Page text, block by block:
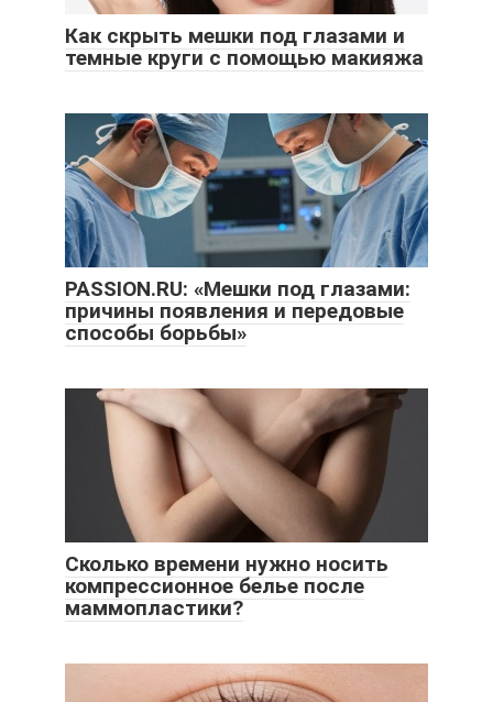
Как скрыть мешки под глазами и
темные круги с помощью макияжа
PASSION.RU: «Мешки под глазами:
причины появления и передовые
способы борьбы»
Cколько времени нужно носить
компрессионное белье после
маммопластики?